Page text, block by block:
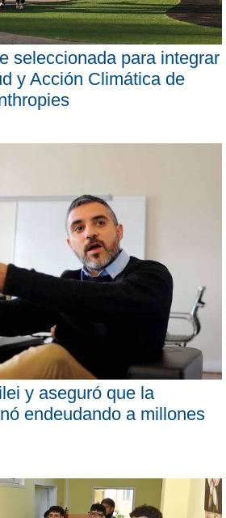
seleccionada para integrar
y Acción Climática de
y aseguró que la
endeudando a millones